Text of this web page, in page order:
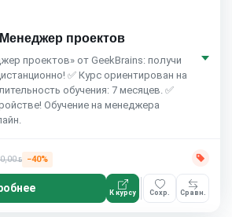
проектов
проектов» от GeekBrains: получи
✅ Курс ориентирован на
обучения: 7 месяцев. ✅
Обучение на менеджера
ƃ −40%
К курсу Сохр. Сравн.